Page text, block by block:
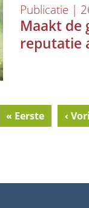
Publicatie |
Maakt de
reputatie
First
page
« Eerste
page
‹